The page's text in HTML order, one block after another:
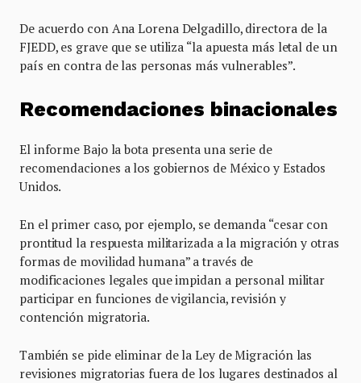
De acuerdo con Ana Lorena Delgadillo, directora de la
FJEDD, es grave que se utiliza “la apuesta más letal de un
país en contra de las personas más vulnerables”.
Recomendaciones binacionales
El informe Bajo la bota presenta una serie de
recomendaciones a los gobiernos de México y Estados
Unidos.
En el primer caso, por ejemplo, se demanda “cesar con
prontitud la respuesta militarizada a la migración y otras
formas de movilidad humana” a través de
modificaciones legales que impidan a personal militar
participar en funciones de vigilancia, revisión y
contención migratoria.
También se pide eliminar de la Ley de Migración las
revisiones migratorias fuera de los lugares destinados al